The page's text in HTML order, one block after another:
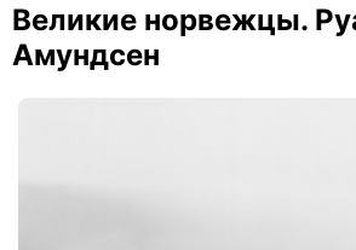
Великие норвежцы.
Амундсен